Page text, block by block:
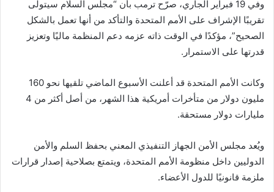
وفي 19 فبراير الجاري، صرّح ترمب بأن “مجلس السلام سيتولى
تقريبًا الإشراف على الأمم المتحدة والتأكد من أنها تعمل بالشكل
الصحيح”، مؤكدًا في الوقت ذاته عزمه دعم المنظمة ماليًا وتعزيز
قدرتها على الاستمرار.
وكانت الأمم المتحدة قد أعلنت الأسبوع الماضي تلقيها نحو 160
مليون دولار من متأخرات أمريكية هذا الشهر، من أصل أكثر من 4
مليارات دولار مستحقة.
ويُعد مجلس الأمن الجهاز التنفيذي المعني بحفظ السلم والأمن
الدوليين داخل منظومة الأمم المتحدة، ويتمتع بصلاحية إصدار قرارات
ملزمة قانونيًا للدول الأعضاء.